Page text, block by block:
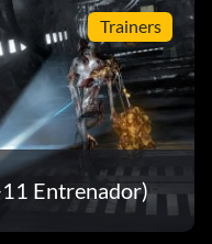
Trainers
Entrenador)